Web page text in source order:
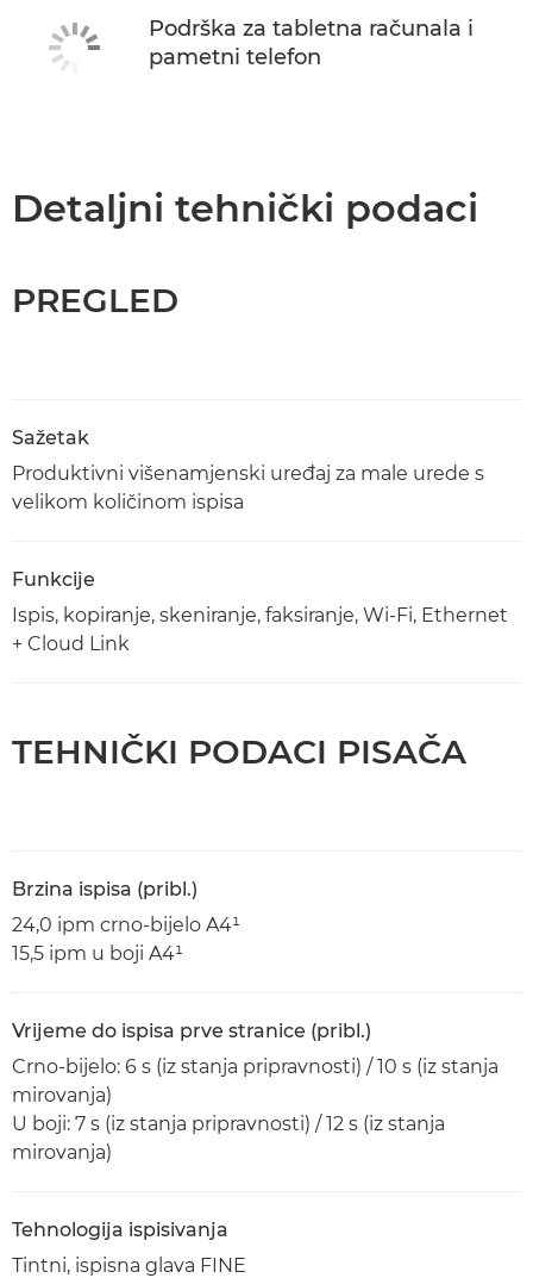
Podrška za tabletna računala i
pametni telefon
Detaljni tehnički podaci
PREGLED
Sažetak
Produktivni višenamjenski uređaj za male urede s
velikom količinom ispisa
Funkcije
Ispis, kopiranje, skeniranje, faksiranje, Wi-Fi, Ethernet
+ Cloud Link
TEHNIČKI PODACI PISAČA
Brzina ispisa (pribl.)
24,0 ipm crno-bijelo A4¹
15,5 ipm u boji A4¹
Vrijeme do ispisa prve stranice (pribl.)
Crno-bijelo: 6 s (iz stanja pripravnosti) / 10 s (iz stanja
mirovanja)
U boji: 7 s (iz stanja pripravnosti) / 12 s (iz stanja
mirovanja)
Tehnologija ispisivanja
Tintni, ispisna glava FINE